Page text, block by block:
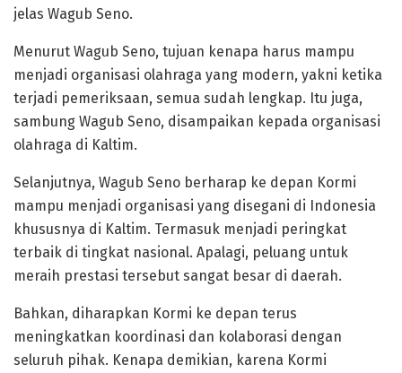
jelas Wagub Seno.
Menurut Wagub Seno, tujuan kenapa harus mampu
menjadi organisasi olahraga yang modern, yakni ketika
terjadi pemeriksaan, semua sudah lengkap. Itu juga,
sambung Wagub Seno, disampaikan kepada organisasi
olahraga di Kaltim.
Selanjutnya, Wagub Seno berharap ke depan Kormi
mampu menjadi organisasi yang disegani di Indonesia
khususnya di Kaltim. Termasuk menjadi peringkat
terbaik di tingkat nasional. Apalagi, peluang untuk
meraih prestasi tersebut sangat besar di daerah.
Bahkan, diharapkan Kormi ke depan terus
meningkatkan koordinasi dan kolaborasi dengan
seluruh pihak. Kenapa demikian, karena Kormi